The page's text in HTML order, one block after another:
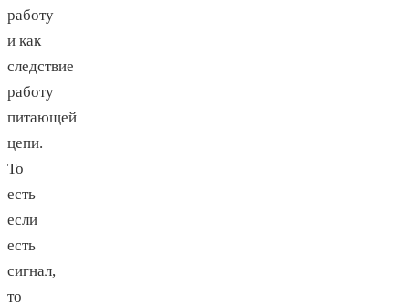
работу
и как
следствие
работу
питающей
цепи.
То
есть
если
есть
сигнал,
то